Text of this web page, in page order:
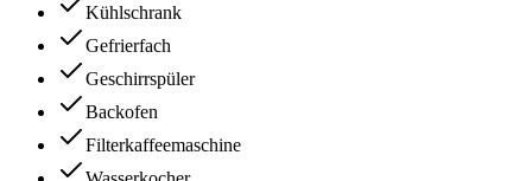
Kühlschrank
Gefrierfach
Geschirrspüler
Backofen
Filterkaffeemaschine